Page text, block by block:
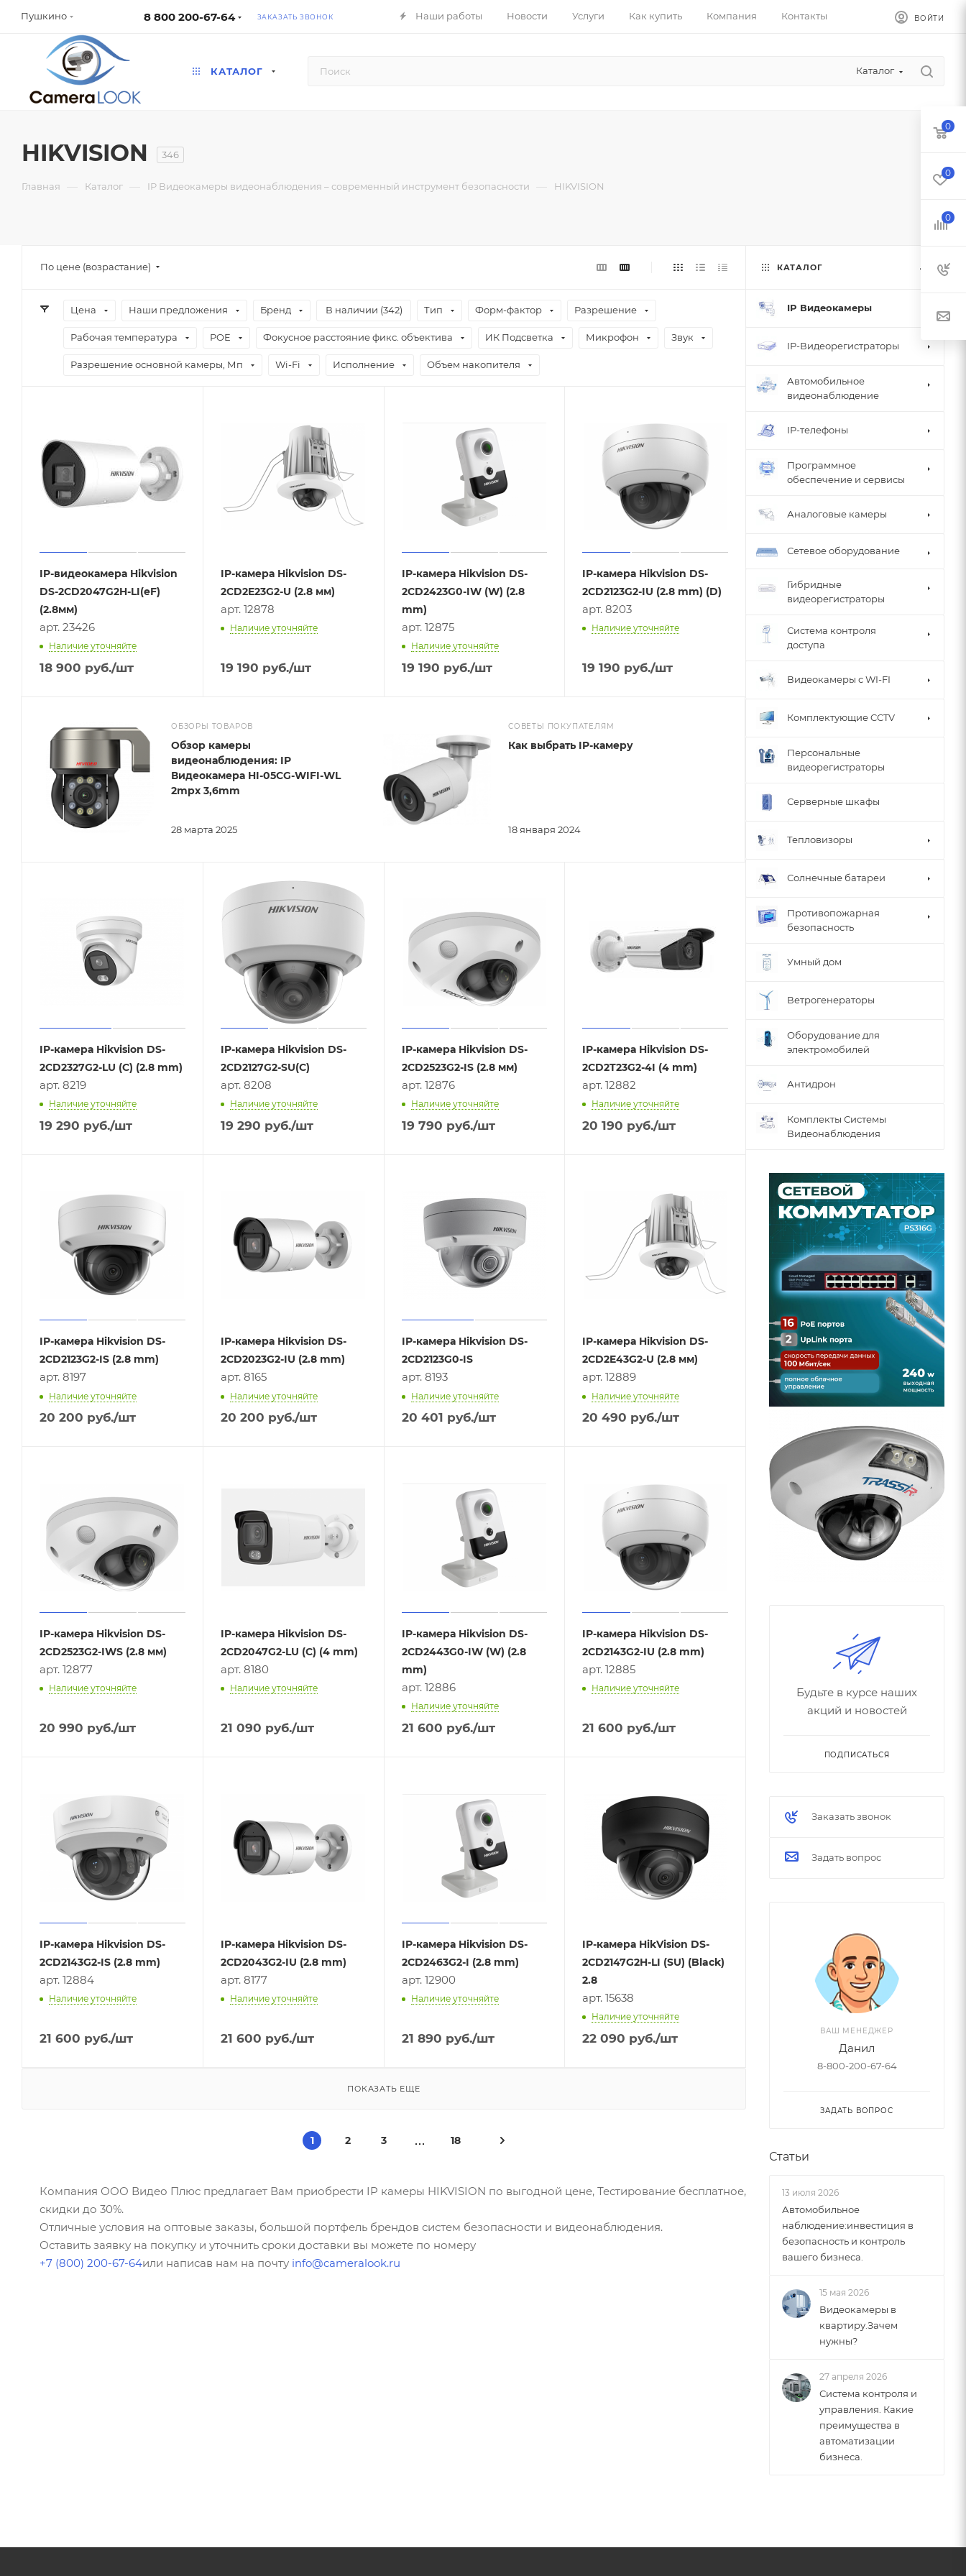
Пушкино 8 800 200-67-64 ЗАКАЗАТЬ ЗВОНОК Наши работы Новости Услуги Как купить Компания Контакты ВОЙТИ
КАТАЛОГ Каталог
HIKVISION 346
Главная — Каталог — IP Видеокамеры видеонаблюдения – современный инструмент безопасности — HIKVISION
По цене (возрастание)
Цена Наши предложения Бренд В наличии (342) Тип Форм-фактор Разрешение
Рабочая температура POE Фокусное расстояние фикс. объектива ИК Подсветка Микрофон Звук
Разрешение основной камеры, Мп Wi-Fi Исполнение Объем накопителя
IP-видеокамера Hikvision
DS-2CD2047G2H-LI(eF)
(2.8мм)
арт. 23426
Наличие уточняйте
18 900 руб./шт
IP-камера Hikvision DS-
2CD2E23G2-U (2.8 мм)
арт. 12878
Наличие уточняйте
19 190 руб./шт
IP-камера Hikvision DS-
2CD2423G0-IW (W) (2.8
mm)
арт. 12875
Наличие уточняйте
19 190 руб./шт
IP-камера Hikvision DS-
2CD2123G2-IU (2.8 mm) (D)
арт. 8203
Наличие уточняйте
19 190 руб./шт
ОБЗОРЫ ТОВАРОВ
28 марта 2025
Обзор камеры
видеонаблюдения: IP
Видеокамера HI-05CG-WIFI-WL
2mpx 3,6mm
СОВЕТЫ ПОКУПАТЕЛЯМ
18 января 2024
Как выбрать IP-камеру
IP-камера Hikvision DS-
2CD2327G2-LU (C) (2.8 mm)
арт. 8219
Наличие уточняйте
19 290 руб./шт
IP-камера Hikvision DS-
2CD2127G2-SU(C)
арт. 8208
Наличие уточняйте
19 290 руб./шт
IP-камера Hikvision DS-
2CD2523G2-IS (2.8 мм)
арт. 12876
Наличие уточняйте
19 790 руб./шт
IP-камера Hikvision DS-
2CD2T23G2-4I (4 mm)
арт. 12882
Наличие уточняйте
20 190 руб./шт
IP-камера Hikvision DS-
2CD2123G2-IS (2.8 mm)
арт. 8197
Наличие уточняйте
20 200 руб./шт
IP-камера Hikvision DS-
2CD2023G2-IU (2.8 mm)
арт. 8165
Наличие уточняйте
20 200 руб./шт
IP-камера Hikvision DS-
2CD2123G0-IS
арт. 8193
Наличие уточняйте
20 401 руб./шт
IP-камера Hikvision DS-
2CD2E43G2-U (2.8 мм)
арт. 12889
Наличие уточняйте
20 490 руб./шт
IP-камера Hikvision DS-
2CD2523G2-IWS (2.8 мм)
арт. 12877
Наличие уточняйте
20 990 руб./шт
IP-камера Hikvision DS-
2CD2047G2-LU (C) (4 mm)
арт. 8180
Наличие уточняйте
21 090 руб./шт
IP-камера Hikvision DS-
2CD2443G0-IW (W) (2.8
mm)
арт. 12886
Наличие уточняйте
21 600 руб./шт
IP-камера Hikvision DS-
2CD2143G2-IU (2.8 mm)
арт. 12885
Наличие уточняйте
21 600 руб./шт
IP-камера Hikvision DS-
2CD2143G2-IS (2.8 mm)
арт. 12884
Наличие уточняйте
21 600 руб./шт
IP-камера Hikvision DS-
2CD2043G2-IU (2.8 mm)
арт. 8177
Наличие уточняйте
21 600 руб./шт
IP-камера Hikvision DS-
2CD2463G2-I (2.8 mm)
арт. 12900
Наличие уточняйте
21 890 руб./шт
IP-камера HikVision DS-
2CD2147G2H-LI (SU) (Black)
2.8
арт. 15638
Наличие уточняйте
22 090 руб./шт
ПОКАЗАТЬ ЕЩЕ
1 2 3 18
Компания ООО Видео Плюс предлагает Вам приобрести IP камеры HIKVISION по выгодной цене, Тестирование бесплатное,
скидки до 30%.
Отличные условия на оптовые заказы, большой портфель брендов систем безопасности и видеонаблюдения.
Оставить заявку на покупку и уточнить сроки доставки вы можете по номеру
+7 (800) 200-67-64или написав нам на почту info@cameralook.ru
КАТАЛОГ
IP Видеокамеры
IP-Видеорегистраторы
Автомобильное
видеонаблюдение
IP-телефоны
Программное
обеспечение и сервисы
Аналоговые камеры
Сетевое оборудование
Гибридные
видеорегистраторы
Система контроля
доступа
Видеокамеры с WI-FI
Комплектующие CCTV
Персональные
видеорегистраторы
Серверные шкафы
Тепловизоры
Солнечные батареи
Противопожарная
безопасность
Умный дом
Ветрогенераторы
Оборудование для
электромобилей
Антидрон
Комплекты Системы
Видеонаблюдения
Будьте в курсе наших
акций и новостей
ПОДПИСАТЬСЯ
Заказать звонок
Задать вопрос
ВАШ МЕНЕДЖЕР
Данил
8-800-200-67-64
ЗАДАТЬ ВОПРОС
Статьи
13 июля 2026
Автомобильное
наблюдение:инвестиция в
безопасность и контроль
вашего бизнеса.
15 мая 2026
Видеокамеры в
квартиру.Зачем
нужны?
27 апреля 2026
Система контроля и
управления. Какие
преимущества в
автоматизации
бизнеса.
0
0
0